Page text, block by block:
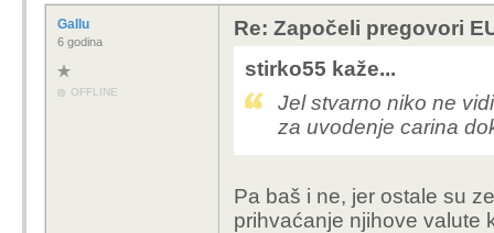
Gallu
6 godina
OFFLINE
Re: Započeli pregovori
stirko55 kaže...
Jel stvarno niko ne
za uvodenje carina
Pa baš i ne, jer ostale su
prihvaćanje njihove valute